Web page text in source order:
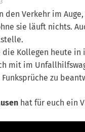
den Verkehr im
sie läuft nichts.
Kollegen heute in
mit im
zu
hat für euch ein